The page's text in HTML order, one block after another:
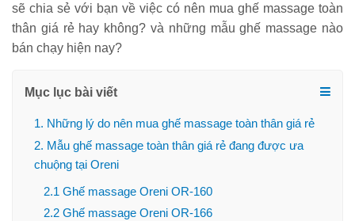
sẽ chia sẻ với bạn về việc có nên mua ghế massage toàn
thân giá rẻ hay không? và những mẫu ghế massage nào
bán chạy hiện nay?
Mục lục bài viết
1. Những lý do nên mua ghế massage toàn thân giá rẻ
2. Mẫu ghế massage toàn thân giá rẻ đang được ưa
chuộng tại Oreni
2.1 Ghế massage Oreni OR-160
2.2 Ghế massage Oreni OR-166